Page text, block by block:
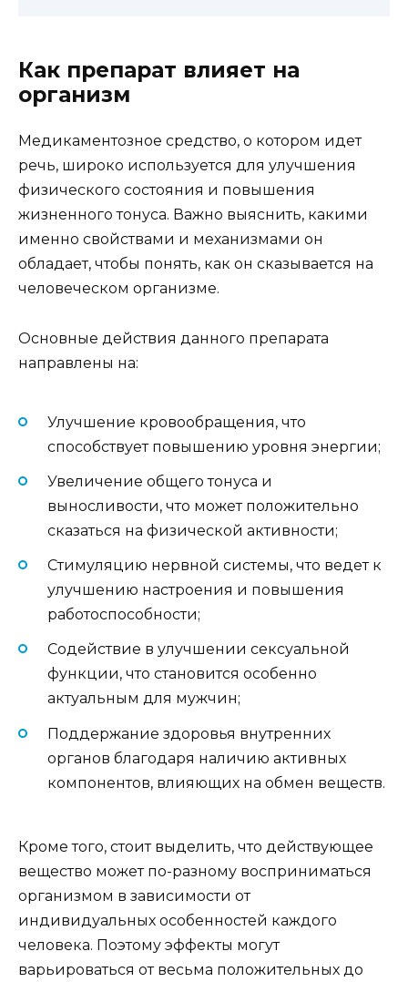
Как препарат влияет на
организм
Медикаментозное средство, о котором идет
речь, широко используется для улучшения
физического состояния и повышения
жизненного тонуса. Важно выяснить, какими
именно свойствами и механизмами он
обладает, чтобы понять, как он сказывается на
человеческом организме.
Основные действия данного препарата
направлены на:
Улучшение кровообращения, что
способствует повышению уровня энергии;
Увеличение общего тонуса и
выносливости, что может положительно
сказаться на физической активности;
Стимуляцию нервной системы, что ведет к
улучшению настроения и повышения
работоспособности;
Содействие в улучшении сексуальной
функции, что становится особенно
актуальным для мужчин;
Поддержание здоровья внутренних
органов благодаря наличию активных
компонентов, влияющих на обмен веществ.
Кроме того, стоит выделить, что действующее
вещество может по-разному восприниматься
организмом в зависимости от
индивидуальных особенностей каждого
человека. Поэтому эффекты могут
варьироваться от весьма положительных до